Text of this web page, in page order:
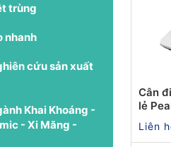
trùng
nhanh
cứu sản xuất
Khai Khoáng -
- Xi Măng -
Cân
lẻ
Liên